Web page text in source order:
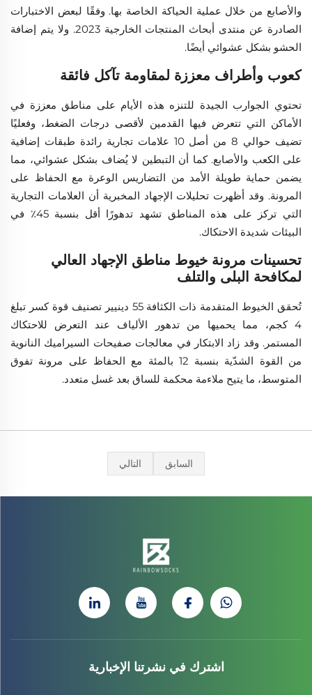
والأصابع من خلال عملية الحياكة الخاصة بها. وفقًا لبعض الاختبارات
الصادرة عن منتدى أبحاث المنتجات الخارجية 2023. ولا يتم إضافة
الحشو بشكل عشوائي أيضًا.
كعوب وأطراف معززة لمقاومة تآكل فائقة
تحتوي الجوارب الجيدة للتنزه هذه الأيام على مناطق معززة في
الأماكن التي تتعرض فيها القدمين لأقصى درجات الضغط، وفعليًا
تضيف حوالي 8 من أصل 10 علامات تجارية رائدة طبقات إضافية
على الكعب والأصابع. كما أن التبطين لا يُضاف بشكل عشوائي، مما
يضمن حماية طويلة الأمد من التضاريس الوعرة مع الحفاظ على
المرونة. وقد أظهرت تحليلات الإجهاد المخبرية أن العلامات التجارية
التي تركز على هذه المناطق تشهد تدهورًا أقل بنسبة 45٪ في
البيئات شديدة الاحتكاك.
تحسينات مرونة خيوط مناطق الإجهاد العالي
لمكافحة البلى والتلف
تُحقق الخيوط المتقدمة ذات الكثافة 55 دينيير تصنيف قوة كسر تبلغ
4 كجم، مما يحميها من تدهور الألياف عند التعرض للاحتكاك
المستمر. وقد زاد الابتكار في معالجات صفيحات السيراميك النانوية
من القوة الشدّية بنسبة 12 بالمئة مع الحفاظ على مرونة تفوق
المتوسط، ما يتيح ملاءمة محكمة للساق بعد غسل متعدد.
السابق التالي
اشترك في نشرتنا الإخبارية